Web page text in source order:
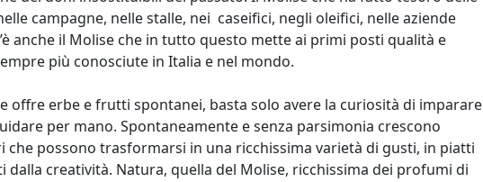
campagne, nelle stalle, nei caseifici, negli oleifici, nelle aziende
anche il Molise che in tutto questo mette ai primi posti qualità e
più conosciute in Italia e nel mondo.
offre erbe e frutti spontanei, basta solo avere la curiosità di imparare
per mano. Spontaneamente e senza parsimonia crescono
che possono trasformarsi in una ricchissima varietà di gusti, in piatti
creatività. Natura, quella del Molise, ricchissima dei profumi di